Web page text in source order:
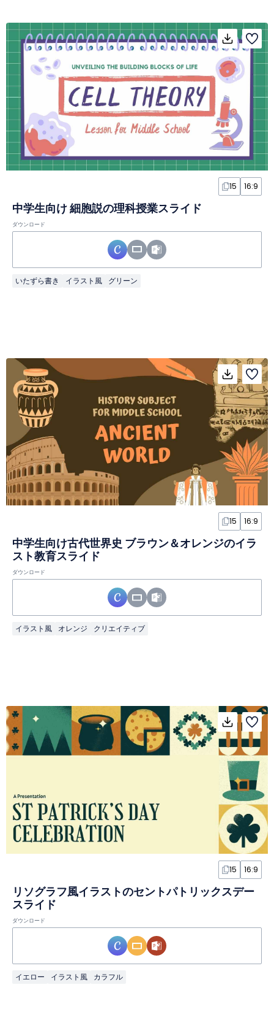
15 16:9
中学生向け 細胞説の理科授業スライド
ダウンロード
いたずら書き イラスト風 グリーン
15 16:9
中学生向け古代世界史 ブラウン＆オレンジのイラ
スト教育スライド
ダウンロード
イラスト風 オレンジ クリエイティブ
15 16:9
リソグラフ風イラストのセントパトリックスデー
スライド
ダウンロード
イエロー イラスト風 カラフル